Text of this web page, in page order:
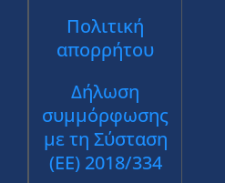
Πολιτική
απορρήτου
Δήλωση
συμμόρφωσης
με τη Σύσταση
(ΕΕ) 2018/334